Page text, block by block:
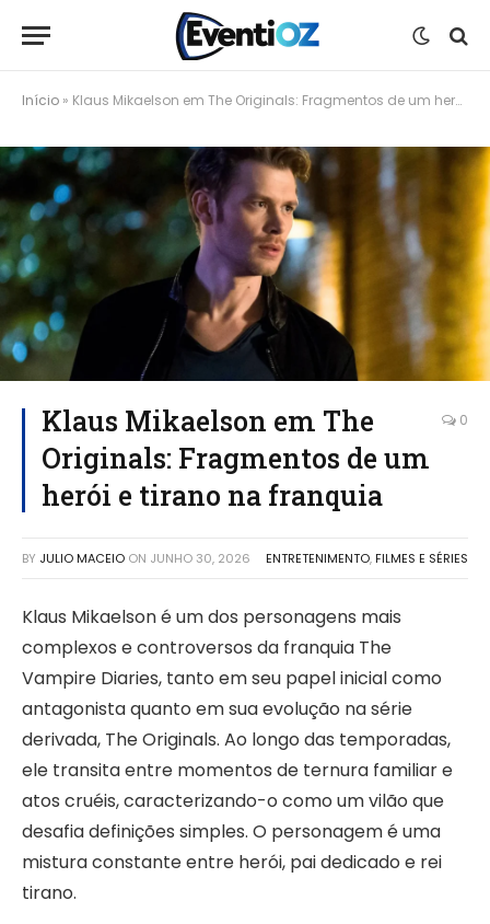
Início » Klaus Mikaelson em The Originals: Fragmentos de um herói e tirano na franquia
Klaus Mikaelson em The
Originals: Fragmentos de um
herói e tirano na franquia
0
BY JULIO MACEIO ON JUNHO 30, 2026 ENTRETENIMENTO, FILMES E SÉRIES
Klaus Mikaelson é um dos personagens mais
complexos e controversos da franquia The
Vampire Diaries, tanto em seu papel inicial como
antagonista quanto em sua evolução na série
derivada, The Originals. Ao longo das temporadas,
ele transita entre momentos de ternura familiar e
atos cruéis, caracterizando-o como um vilão que
desafia definições simples. O personagem é uma
mistura constante entre herói, pai dedicado e rei
tirano.